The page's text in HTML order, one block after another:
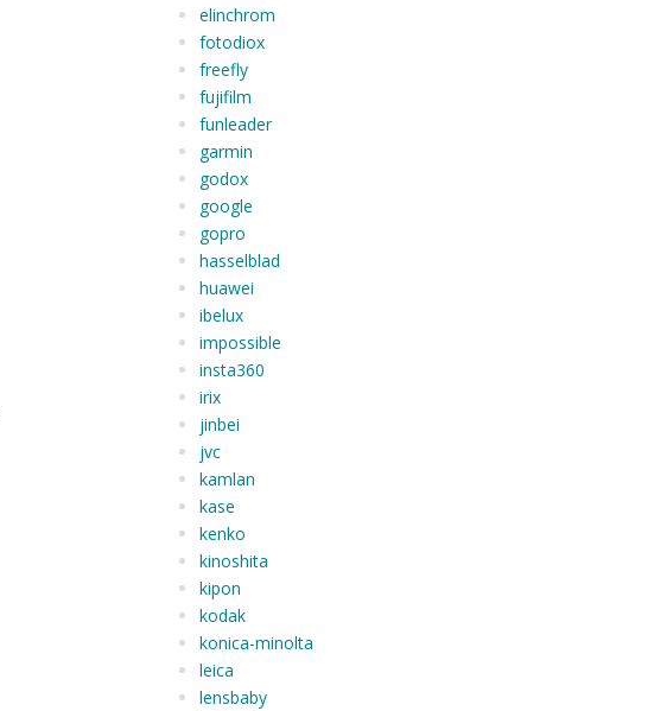
elinchrom
fotodiox
freefly
fujifilm
funleader
garmin
godox
google
gopro
hasselblad
huawei
ibelux
impossible
insta360
irix
jinbei
jvc
kamlan
kase
kenko
kinoshita
kipon
kodak
konica-minolta
leica
lensbaby